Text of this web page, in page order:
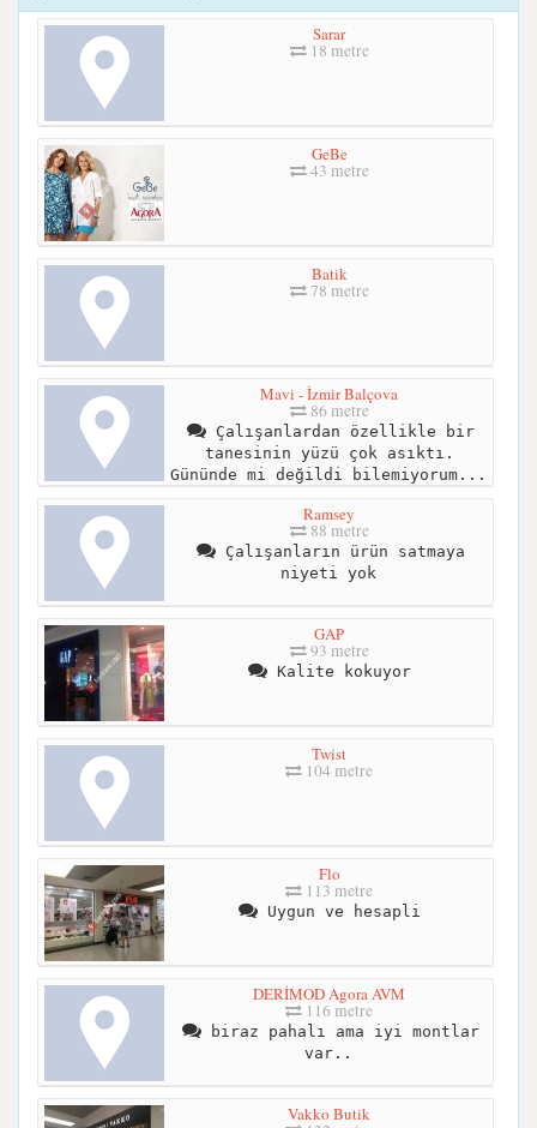
Sarar
18 metre
GeBe
43 metre
Batik
78 metre
Mavi - İzmir Balçova
86 metre
Çalışanlardan özellikle bir
tanesinin yüzü çok asıktı.
Gününde mi değildi bilemiyorum...
Ramsey
88 metre
Çalışanların ürün satmaya
niyeti yok
GAP
93 metre
Kalite kokuyor
Twist
104 metre
Flo
113 metre
Uygun ve hesapli
DERİMOD Agora AVM
116 metre
biraz pahalı ama iyi montlar
var..
Vakko Butik